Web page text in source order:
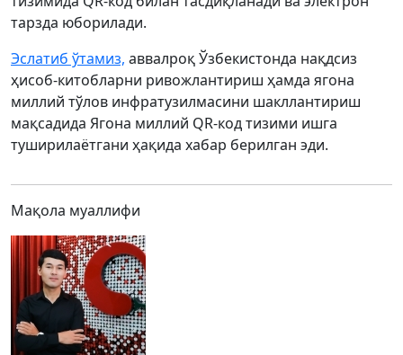
тарзда юборилади.
Эслатиб ўтамиз, аввалроқ Ўзбекистонда нақдсиз
ҳисоб-китобларни ривожлантириш ҳамда ягона
миллий тўлов инфратузилмасини шакллантириш
мақсадида Ягона миллий QR-код тизими ишга
туширилаётгани ҳақида хабар берилган эди.
Мақола муаллифи